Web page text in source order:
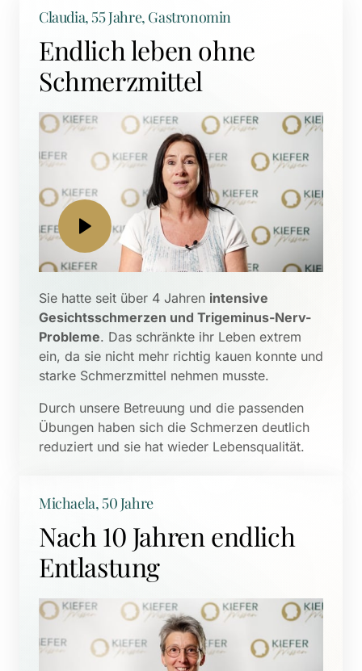
Claudia, 55 Jahre, Gastronomin
Endlich leben ohne
Schmerzmittel
Sie hatte seit über 4 Jahren intensive
Gesichtsschmerzen und Trigeminus-Nerv-
Probleme. Das schränkte ihr Leben extrem
ein, da sie nicht mehr richtig kauen konnte und
starke Schmerzmittel nehmen musste.
Durch unsere Betreuung und die passenden
Übungen haben sich die Schmerzen deutlich
reduziert und sie hat wieder Lebensqualität.
Michaela, 50 Jahre
Nach 10 Jahren endlich
Entlastung